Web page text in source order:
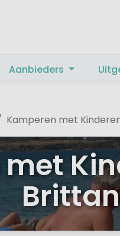
Aanbieders
Kamperen met